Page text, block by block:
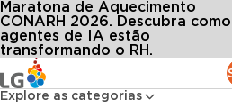
Explore as categorias
Maratona de Aquecimento
CONARH 2026. Descubra como
agentes de IA estão
transformando o RH.
Conteúdos Blog LG
Sistema de admissão digital: o que
Departamento
Sistema de admissão